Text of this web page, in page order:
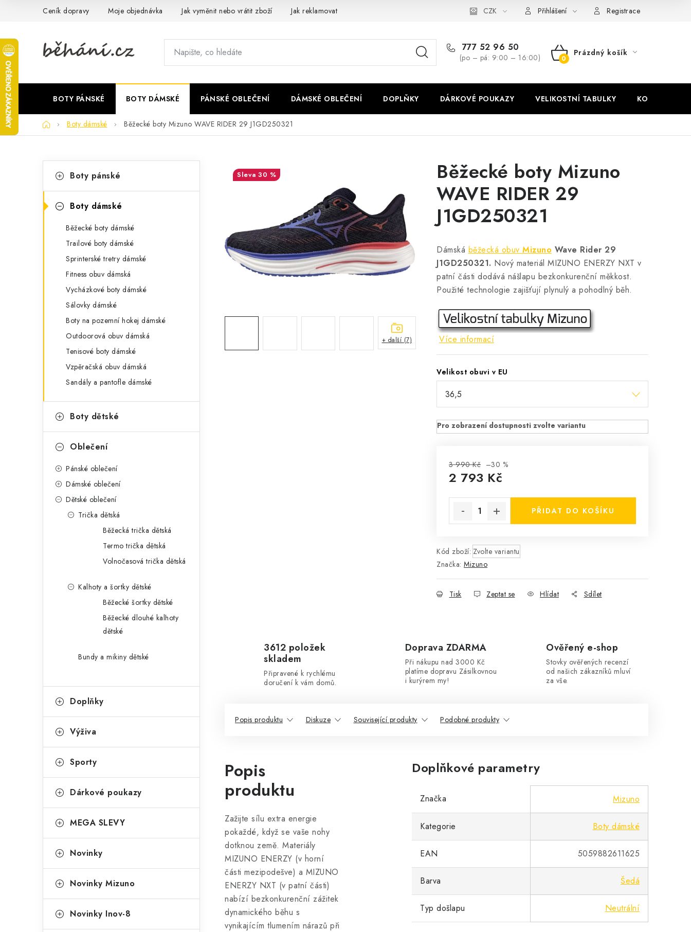
Ceník dopravy Moje objednávka Jak vyměnit nebo vrátit zboží Jak reklamovat Velikostní tabulky Ochrana osobních údajů Zásady používání
CZK Přihlášení Registrace
777 52 96 50
(po – pá: 9:00 – 16:00)
NÁKUPNÍ
Prázdný košík
BOTY PÁNSKÉ BOTY DÁMSKÉ PÁNSKÉ OBLEČENÍ DÁMSKÉ OBLEČENÍ DOPLŇKY DÁRKOVÉ POUKAZY VELIKOSTNÍ TABULKY KONTAKT
DomůBoty dámské Běžecké boty Mizuno WAVE RIDER 29 J1GD250321
o
s
e
kategorie
a
t
Boty pánské
Boty dámské
Běžecké boty dámské
Trailové boty dámské
Sprinterské tretry dámské
Fitness obuv dámská
Vycházkové boty dámské
Sálovky dámské
Boty na pozemní hokej dámské
Outdoorová obuv dámská
Tenisové boty dámské
Vzpěračská obuv dámská
Sandály a pantofle dámské
Boty dětské
Oblečení
Pánské oblečení
Dámské oblečení
Dětské oblečení
Trička dětská
Běžecká trička dětská
Termo trička dětská
Volnočasová trička dětská
Kalhoty a šortky dětské
Běžecké šortky dětské
Běžecké dlouhé kalhoty
dětské
Bundy a mikiny dětské
Doplňky
Výživa
Sporty
Dárkové poukazy
MEGA SLEVY
Novinky
Novinky Mizuno
Novinky Inov-8
Běžecké boty Mizuno
WAVE RIDER 29
J1GD250321
Dámská běžecká obuv Mizuno Wave Rider 29
J1GD250321. Nový materiál MIZUNO ENERZY NXT v
patní části dodává nášlapu bezkonkurenční měkkost.
Použité technologie zajišťují plynulý a pohodlný běh.
Více informací
Velikost obuvi v EU
3 990 Kč –30 %
2 793 Kč
PŘIDAT DO KOŠÍKU
Kód zboží: Zvolte variantu
Značka: Mizuno
Tisk Zeptat se Hlídat Sdílet
30 %
+ další (7)
3612 položek
skladem
Připravené k rychlému
doručení k vám domů.
Doprava ZDARMA
Při nákupu nad 3000 Kč
platíme dopravu Zásilkovnou
i kurýrem my!
Ověřený e-shop
Stovky ověřených recenzí
od našich zákazníků mluví
za vše.
Popis produktu Diskuze Související produkty Podobné produkty
Popis
produktu
Zažijte sílu extra energie
pokaždé, když se vaše nohy
dotknou země. Materiály
MIZUNO ENERZY (v horní
části mezipodešve) a MIZUNO
ENERZY NXT (v patní části)
nabízí bezkonkurenční zážitek
dynamického běhu s
vynikajícím tlumením nárazů při
Doplňkové parametry
Značka Mizuno
Kategorie Boty dámské
EAN 5059882611625
Barva Šedá
Typ došlapu Neutrální